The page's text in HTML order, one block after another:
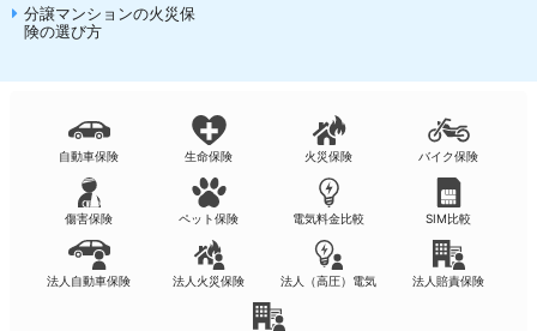
分譲マンションの火災保
険の選び方
自動車保険 生命保険 火災保険 バイク保険
傷害保険 ペット保険 電気料金比較 SIM比較
法人自動車保険 法人火災保険 法人（高圧）電気 法人賠責保険